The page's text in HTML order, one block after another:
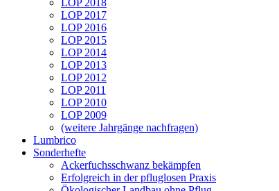
LOP 2018
LOP 2017
LOP 2016
LOP 2015
LOP 2014
LOP 2013
LOP 2012
LOP 2011
LOP 2010
LOP 2009
(weitere Jahrgänge nachfragen)
Lumbrico
Sonderhefte
Ackerfuchsschwanz bekämpfen
Erfolgreich in der pfluglosen Praxis